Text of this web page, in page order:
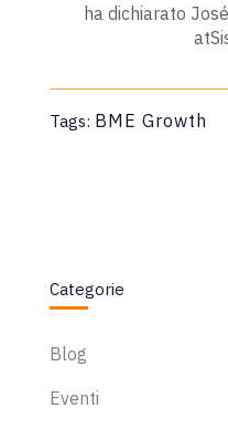
ha dichiarato
Tags: BME Growth
Categorie
Blog
Eventi